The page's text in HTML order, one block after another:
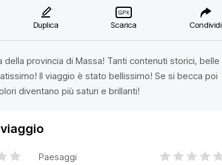
Duplica Scarica Condividi
della provincia di Massa! Tanti contenuti storici, belle
Il viaggio è stato bellissimo! Se si becca poi
diventano più saturi e brillanti!
Paesaggi